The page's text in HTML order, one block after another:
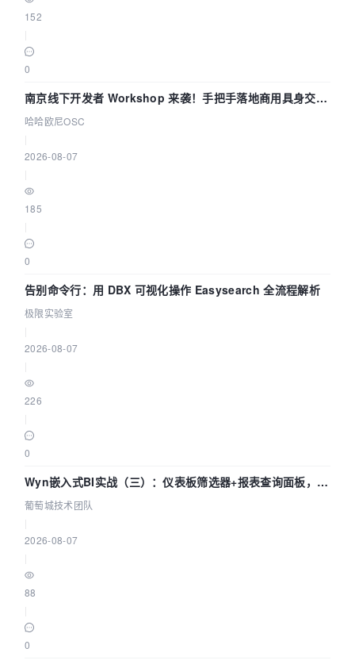
152
0
南京线下开发者 Workshop 来袭！手把手落地商用具身交互
智能 Agent 应用
哈哈欧尼OSC
2026-08-07
185
0
告别命令行：用 DBX 可视化操作 Easysearch 全流程解析
极限实验室
2026-08-07
226
0
Wyn嵌入式BI实战（三）：仪表板筛选器+报表查询面板，参
数联动全闭环
葡萄城技术团队
2026-08-07
88
0